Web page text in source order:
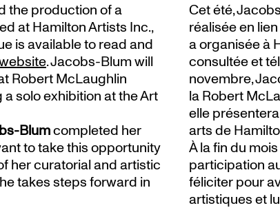
the production of a
at Hamilton Artists Inc.,
is available to read and
. Jacobs-Blum will
Robert McLaughlin
solo exhibition at the Art
Blumcompleted her
to take this opportunity
her curatorial and artistic
takes steps forward in
Cet été,
réalisée en
a organisée à
consultée et
novembre,
la Robert
elle
arts de
À la fin du
participation
féliciter pour
artistiques et